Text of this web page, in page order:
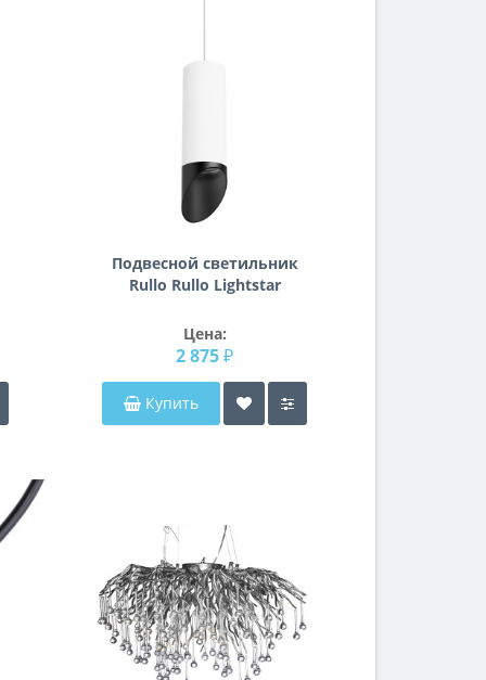
Подвесной светильник
Rullo Rullo Lightstar
Цена:
2 875 ₽
Купить